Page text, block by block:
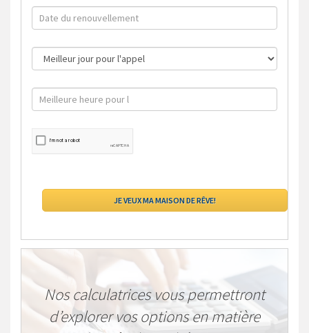
Nos calculatrices vous permettront
d’explorer vos options en matière